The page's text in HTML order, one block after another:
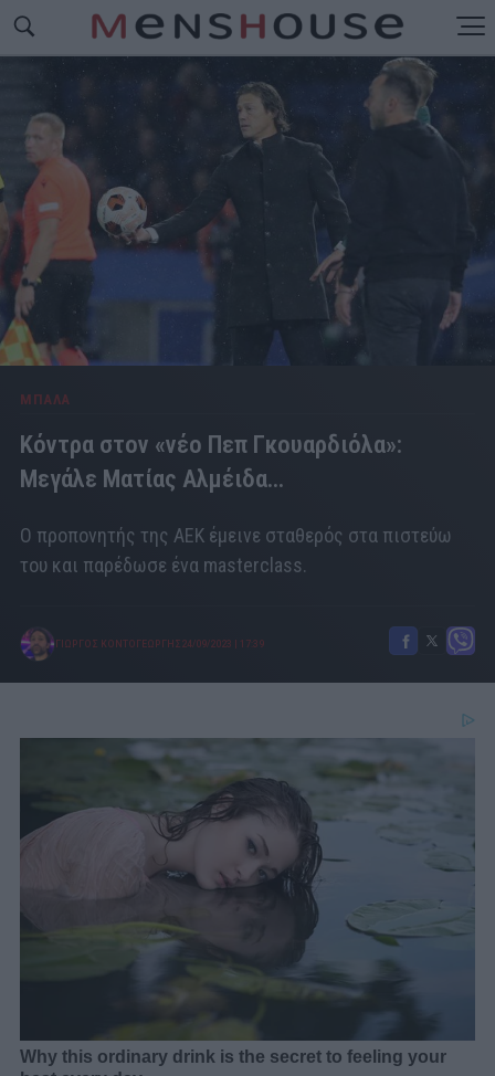
ΜΠΑΛΑ
Κόντρα στον «νέο Πεπ Γκουαρδιόλα»:
Μεγάλε Ματίας Αλμέιδα...
Ο προπονητής της ΑΕΚ έμεινε σταθερός στα πιστεύω
του και παρέδωσε ένα masterclass.
ΓΙΩΡΓΟΣ ΚΟΝΤΟΓΕΩΡΓΗΣ 24/09/2023 17:39